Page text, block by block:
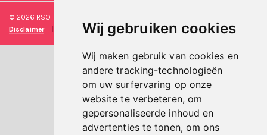
Wij gebruiken cookies
Wij maken gebruik van cookies en
andere tracking-technologieën
om uw surfervaring op onze
website te verbeteren, om
gepersonaliseerde inhoud en
advertenties te tonen, om ons
© 2026 RSO Nederland
Disclaimer
Privacy verklaring | Technische realisatieSieronline B.V.